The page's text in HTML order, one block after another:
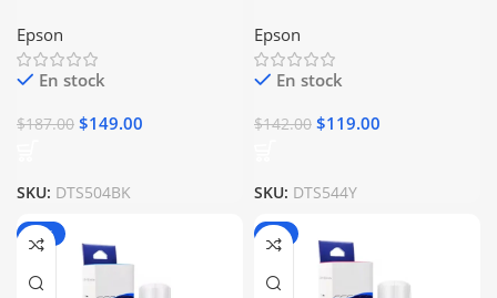
Epson
En stock
$187.00 $149.00
SKU: DTS504BK
Epson
En stock
$142.00 $119.00
SKU: DTS544Y
-16% -5%